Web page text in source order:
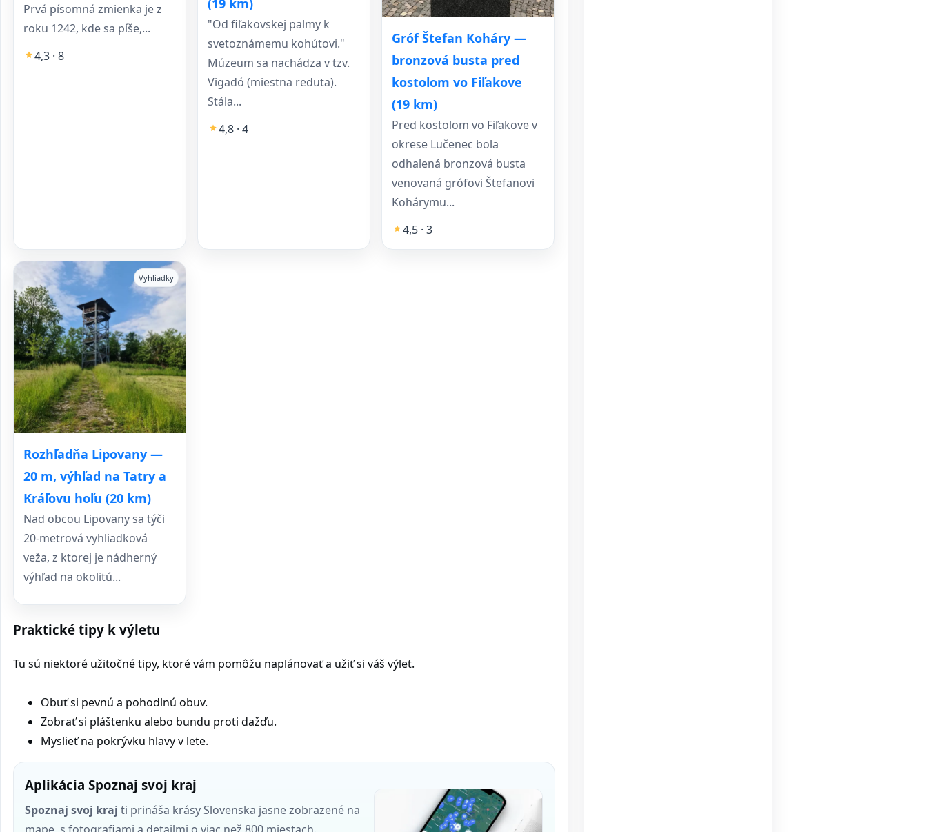
Prvá písomná zmienka je z
roku 1242, kde sa píše,...
4,3 · 8
"Od fiľakovskej palmy k
svetoznámemu kohútovi."
Múzeum sa nachádza v tzv.
Vigadó (miestna reduta).
Stála...
4,8 · 4
Gróf Štefan Koháry —
bronzová busta pred
kostolom vo Fiľakove
(19 km)
Pred kostolom vo Fiľakove v
okrese Lučenec bola
odhalená bronzová busta
venovaná grófovi Štefanovi
Kohárymu...
4,5 · 3
Rozhľadňa Lipovany —
20 m, výhľad na Tatry a
Kráľovu hoľu (20 km)
Vyhliadky
Nad obcou Lipovany sa týči
20-metrová vyhliadková
veža, z ktorej je nádherný
výhľad na okolitú...
Praktické tipy k výletu
Tu sú niektoré užitočné tipy, ktoré vám pomôžu naplánovať a užiť si váš výlet.
Obuť si pevnú a pohodlnú obuv.
Zobrať si pláštenku alebo bundu proti dažďu.
Myslieť na pokrývku hlavy v lete.
Aplikácia Spoznaj svoj kraj
Spoznaj svoj kraj ti prináša krásy Slovenska jasne zobrazené na
mape, s fotografiami a detailmi o viac než 800 miestach.